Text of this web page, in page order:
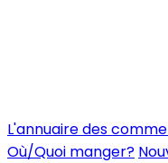
L'annuaire des
Où/Quoi manger?